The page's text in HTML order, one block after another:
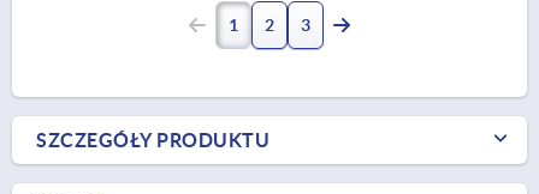
1 2 3
SZCZEGÓŁY PRODUKTU